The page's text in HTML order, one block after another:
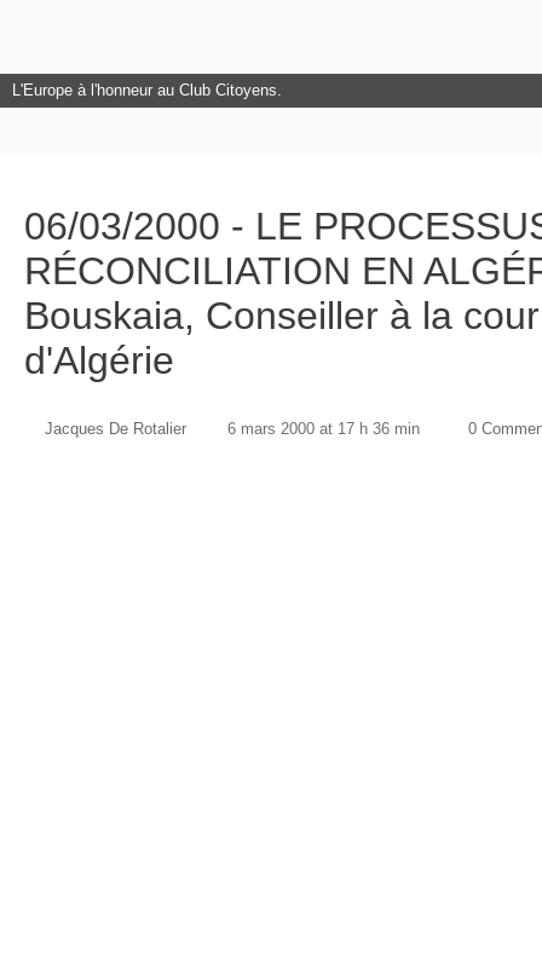
L'Europe à l'honneur au Club Citoyens.
06/03/2000 - LE
RÉCONCILIATION EN
Bouskaia, Conseiller à la
d'Algérie
Jacques De Rotalier 6 mars 2000 at 17 h 36 min 0